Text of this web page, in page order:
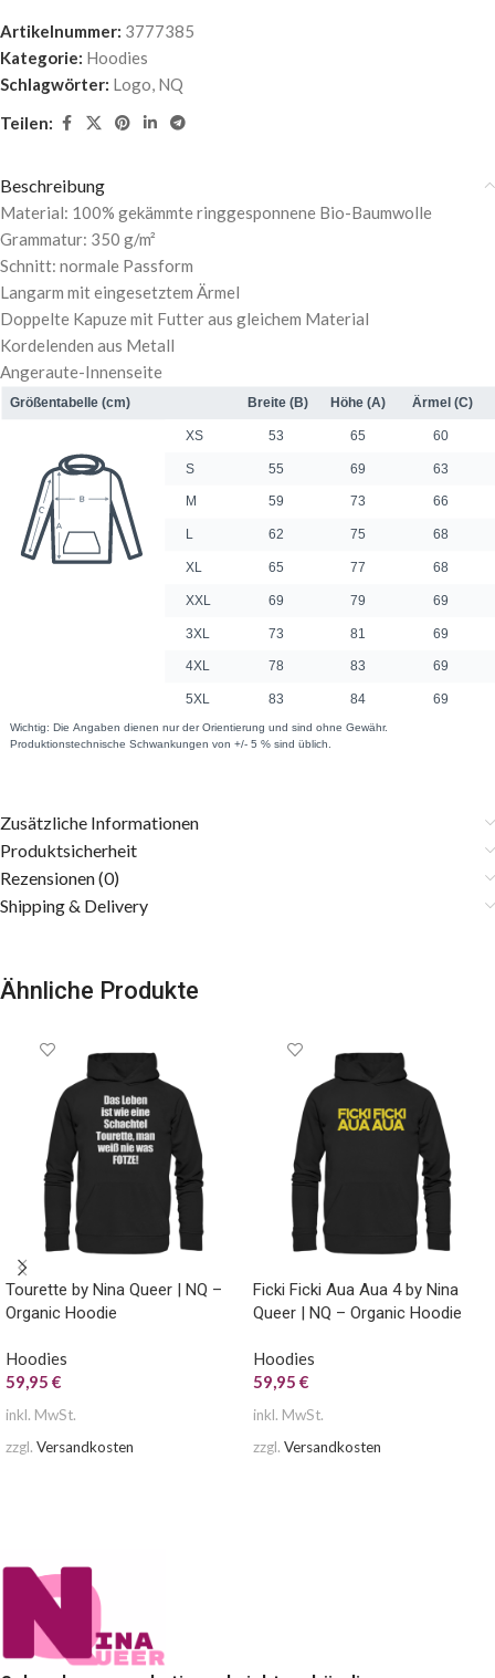
Artikelnummer: 3777385
Kategorie: Hoodies
Schlagwörter: Logo, NQ
Teilen:
Beschreibung
Material: 100% gekämmte ringgesponnene Bio-Baumwolle
Grammatur: 350 g/m²
Schnitt: normale Passform
Langarm mit eingesetztem Ärmel
Doppelte Kapuze mit Futter aus gleichem Material
Kordelenden aus Metall
Angeraute-Innenseite
Zusätzliche Informationen
Produktsicherheit
Rezensionen (0)
Shipping & Delivery
Ähnliche Produkte
Tourette by Nina Queer | NQ –
Organic Hoodie
Hoodies
59,95 €
inkl. MwSt.
zzgl. Versandkosten
Ficki Ficki Aua Aua 4 by Nina
Queer | NQ – Organic Hoodie
Hoodies
59,95 €
inkl. MwSt.
zzgl. Versandkosten